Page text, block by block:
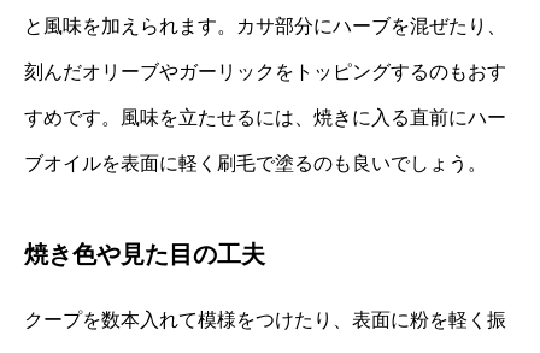
と風味を加えられます。カサ部分にハーブを混ぜたり、
刻んだオリーブやガーリックをトッピングするのもおす
すめです。風味を立たせるには、焼きに入る直前にハー
ブオイルを表面に軽く刷毛で塗るのも良いでしょう。
焼き色や見た目の工夫
クープを数本入れて模様をつけたり、表面に粉を軽く振